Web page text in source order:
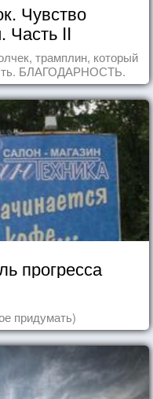
Чувство
Часть II
трамплин, который
БЛАГОДАРНОСТЬ.
прогресса
придумать)